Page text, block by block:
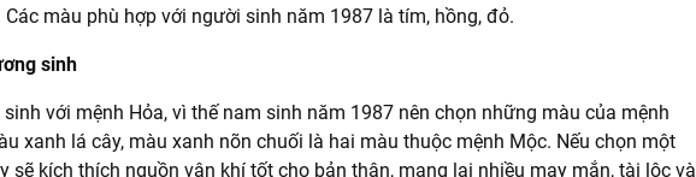
màu phù hợp với người sinh năm 1987 là tím, hồng, đỏ.
sinh
với mệnh Hỏa, vì thế nam sinh năm 1987 nên chọn những màu của mệnh
xanh lá cây, màu xanh nõn chuối là hai màu thuộc mệnh Mộc. Nếu chọn một
sẽ kích thích nguồn vận khí tốt cho bản thân, mang lại nhiều may mắn, tài lộc và